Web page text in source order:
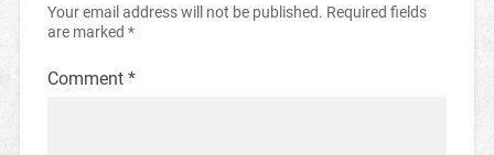
Your email address will not be published. Required fields
are marked *
Comment *